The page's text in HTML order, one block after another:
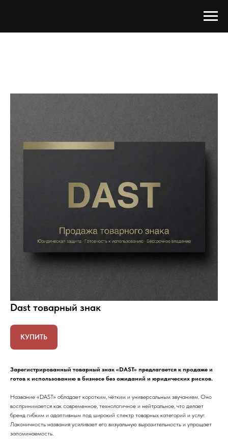
Dast товарный знак
КУПИТЬ
Зарегистрированный товарный знак «DAST» предлагается к продаже и
готов к использованию в бизнесе без ожиданий и юридических рисков.
Название «DAST» обладает коротким, чётким и универсальным звучанием. Оно
воспринимается как современное, технологичное и нейтральное, что делает
бренд гибким и адаптивным под широкий спектр товарных категорий и услуг.
Лаконичность названия усиливает его визуальную выразительность и упрощает
запоминаемость.